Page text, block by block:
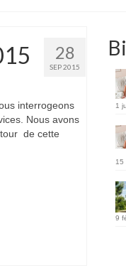
28
SEP 2015
interrogeons
Nous avons
de cette
1
15
9